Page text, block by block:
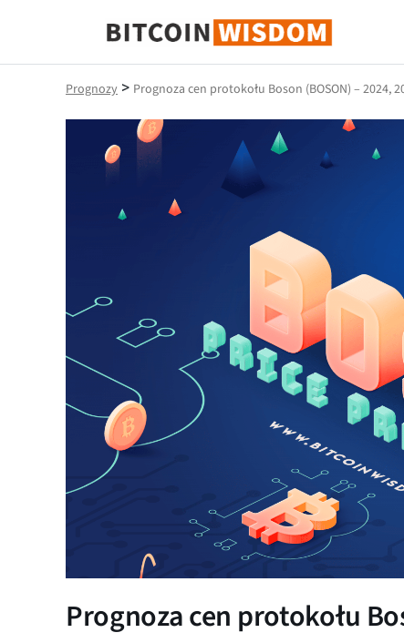
Mądrość Bitcoina
Prognozy > Prognoza cen protokołu Boson (BOSON) – 2024,
Prognoza cen protokołu